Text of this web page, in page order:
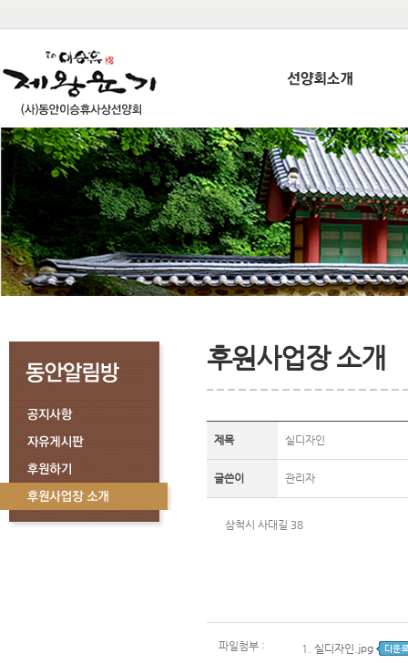
후원사업장 소개
제목 실디자인
글쓴이 관리자
삼척시 사대길 38
파일첨부 : 1. 실디자인.jpg